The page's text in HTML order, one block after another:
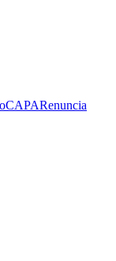
CAPARenuncia